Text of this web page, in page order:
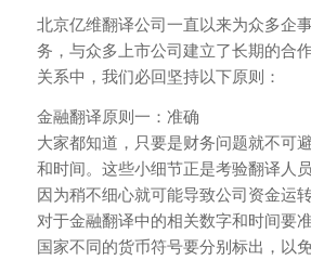
北京亿维翻译公司一直以来为众多企
务，与众多上市公司建立了长期的合
关系中，我们必回坚持以下原则：
金融翻译原则一：准确
大家都知道，只要是财务问题就不可
和时间。这些小细节正是考验翻译人
因为稍不细心就可能导致公司资金运
对于金融翻译中的相关数字和时间要
国家不同的货币符号要分别标出，以免